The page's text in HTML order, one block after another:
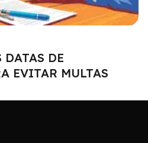
DE
EVITAR MULTAS